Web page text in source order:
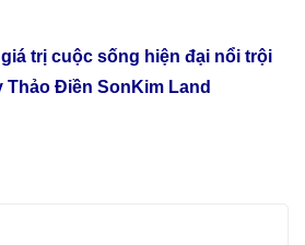
trị cuộc sống hiện đại nổi trội
Thảo Điền SonKim Land